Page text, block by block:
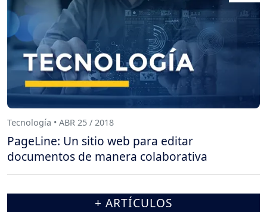
Tecnología • ABR 25 / 2018
PageLine: Un sitio web para editar
documentos de manera colaborativa
+ ARTÍCULOS